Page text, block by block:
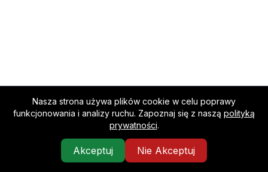
Worko
Поєднуємо компанії з найкращими співробітниками
Політика конфіденційності
© 2026Worko, Inc. Усі права захищені.
Nasza strona używa plików cookie w celu poprawy
funkcjonowania i analizy ruchu. Zapoznaj się z naszą polityką
prywatności.
Akceptuj Nie Akceptuj